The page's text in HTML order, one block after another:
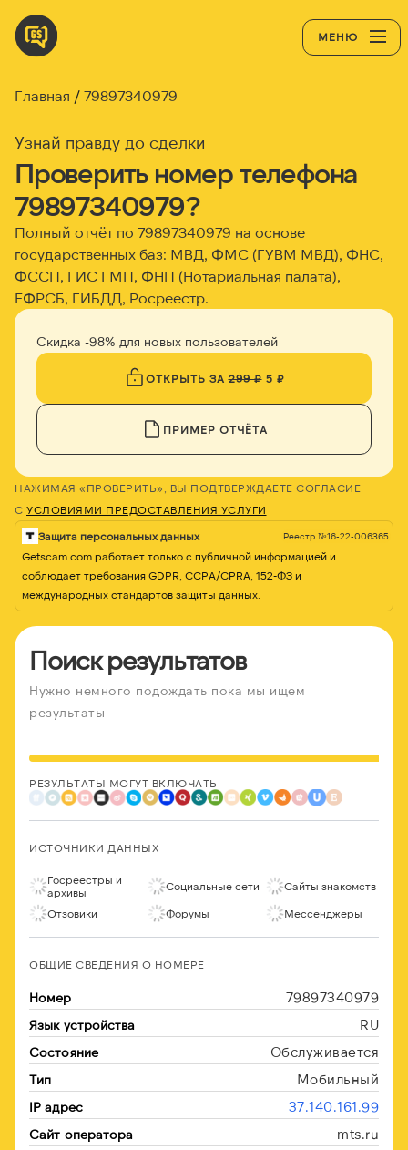
МЕНЮ
Главная 79897340979
Узнай правду до сделки
Проверить номер телефона
79897340979?
Полный отчёт по 79897340979 на основе
государственных баз: МВД, ФМС (ГУВМ МВД), ФНС,
ФССП, ГИС ГМП, ФНП (Нотариальная палата),
ЕФРСБ, ГИБДД, Росреестр.
Скидка -98% для новых пользователей
ОТКРЫТЬ ЗА299 ₽5 ₽
ПРИМЕР ОТЧЁТА
НАЖИМАЯ «ПРОВЕРИТЬ», ВЫ ПОДТВЕРЖДАЕТЕ СОГЛАСИЕ
С УСЛОВИЯМИ ПРЕДОСТАВЛЕНИЯ УСЛУГИ
Защита персональных данных Реестр №16-22-006365
Getscam.com работает только с публичной информацией и
соблюдает требования GDPR, CCPA/CPRA, 152-ФЗ и
международных стандартов защиты данных.
Поиск результатов
Нужно немного подождать пока мы ищем
результаты
РЕЗУЛЬТАТЫ МОГУТ ВКЛЮЧАТЬ
ИСТОЧНИКИ ДАННЫХ
Госреестры и
архивы
Социальные сети Сайты знакомств
Отзовики Форумы Мессенджеры
ОБЩИЕ СВЕДЕНИЯ О НОМЕРЕ
Номер 79897340979
Язык устройства RU
Состояние Обслуживается
Тип Мобильный
IP адрес 37.140.161.99
Сайт оператора mts.ru